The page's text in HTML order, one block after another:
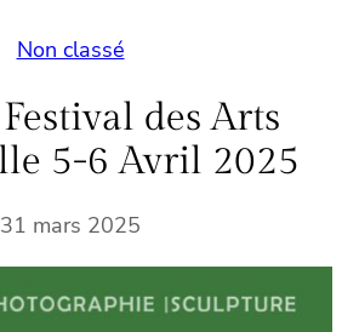
Non classé
des Arts
5-6 Avril 2025
31 mars 2025